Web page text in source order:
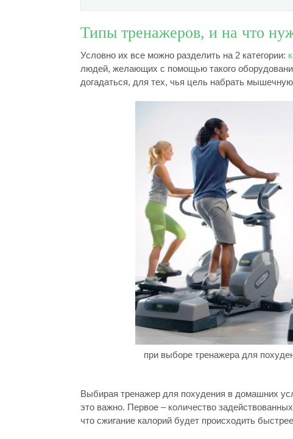
Типы тренажеров, и на что
Условно их все можно разделить на 2 категории:
людей, желающих с помощью такого
догадаться, для тех, чья цель набрать
при выборе тренажера для
Выбирая тренажер для похудения в домашних
это важно. Первое – количество
что сжигание калорий будет происходить